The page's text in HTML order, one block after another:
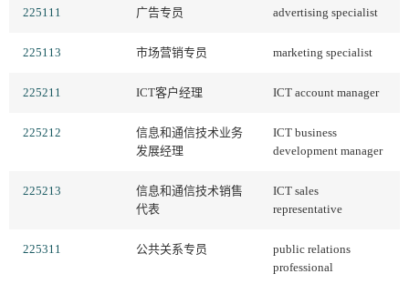
225111 广告专员 advertising specialist
225113 市场营销专员 marketing specialist
225211 ICT客户经理 ICT account manager
225212
信息和通信技术业务
发展经理
ICT business
development manager
225213
信息和通信技术销售
代表
ICT sales
representative
225311 公共关系专员
public relations
professional